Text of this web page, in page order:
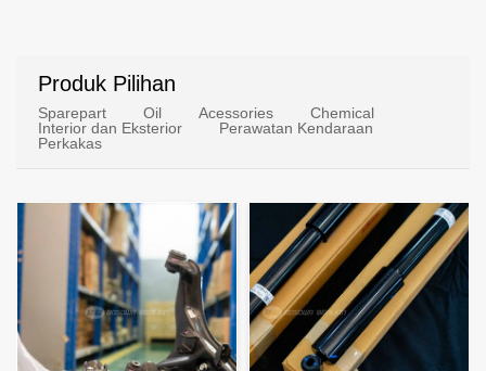
Produk Pilihan
Sparepart Oil Acessories
Chemical
Interior dan Eksterior
Perawatan Kendaraan
Perkakas